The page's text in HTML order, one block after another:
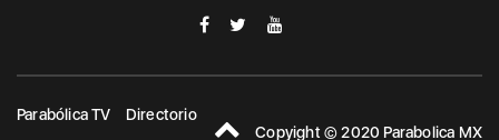
Parabólica TV
Directorio
Copyight © 2020 Parabolica MX